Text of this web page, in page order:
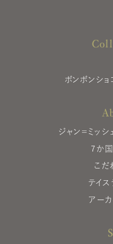
ボンボンシ
ジャン＝ミッ
7か
こだ
テイ
アー